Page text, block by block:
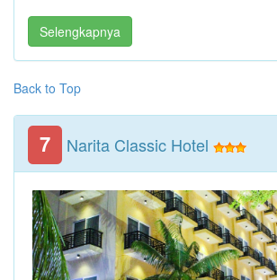
Selengkapnya
Back to Top
7 Narita Classic Hotel